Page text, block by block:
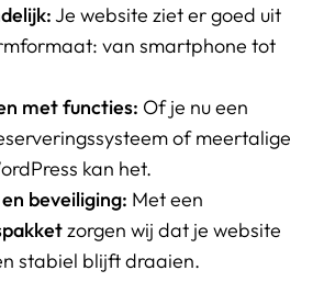
Je website ziet er goed uit
van smartphone tot
met functies: Of je nu een
of meertalige
kan het.
beveiliging: Met een
zorgen wij dat je website
stabiel blijft draaien.